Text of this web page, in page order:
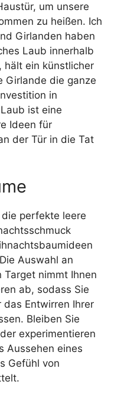
um unsere
zu heißen. Ich
Girlanden haben
Laub innerhalb
hält ein künstlicher
Girlande die ganze
in
ist eine
Ideen für
der Tür in die Tat
perfekte leere
Auswahl an
Target nimmt Ihnen
ab, sodass Sie
das Entwirren Ihrer
Bleiben Sie
experimentieren
Aussehen eines
Gefühl von